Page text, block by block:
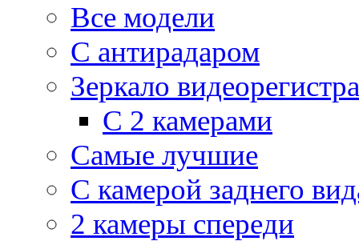
Все модели
C антирадаром
Зеркало
С 2 камерами
Самые лучшие
С камерой заднего
2 камеры спереди